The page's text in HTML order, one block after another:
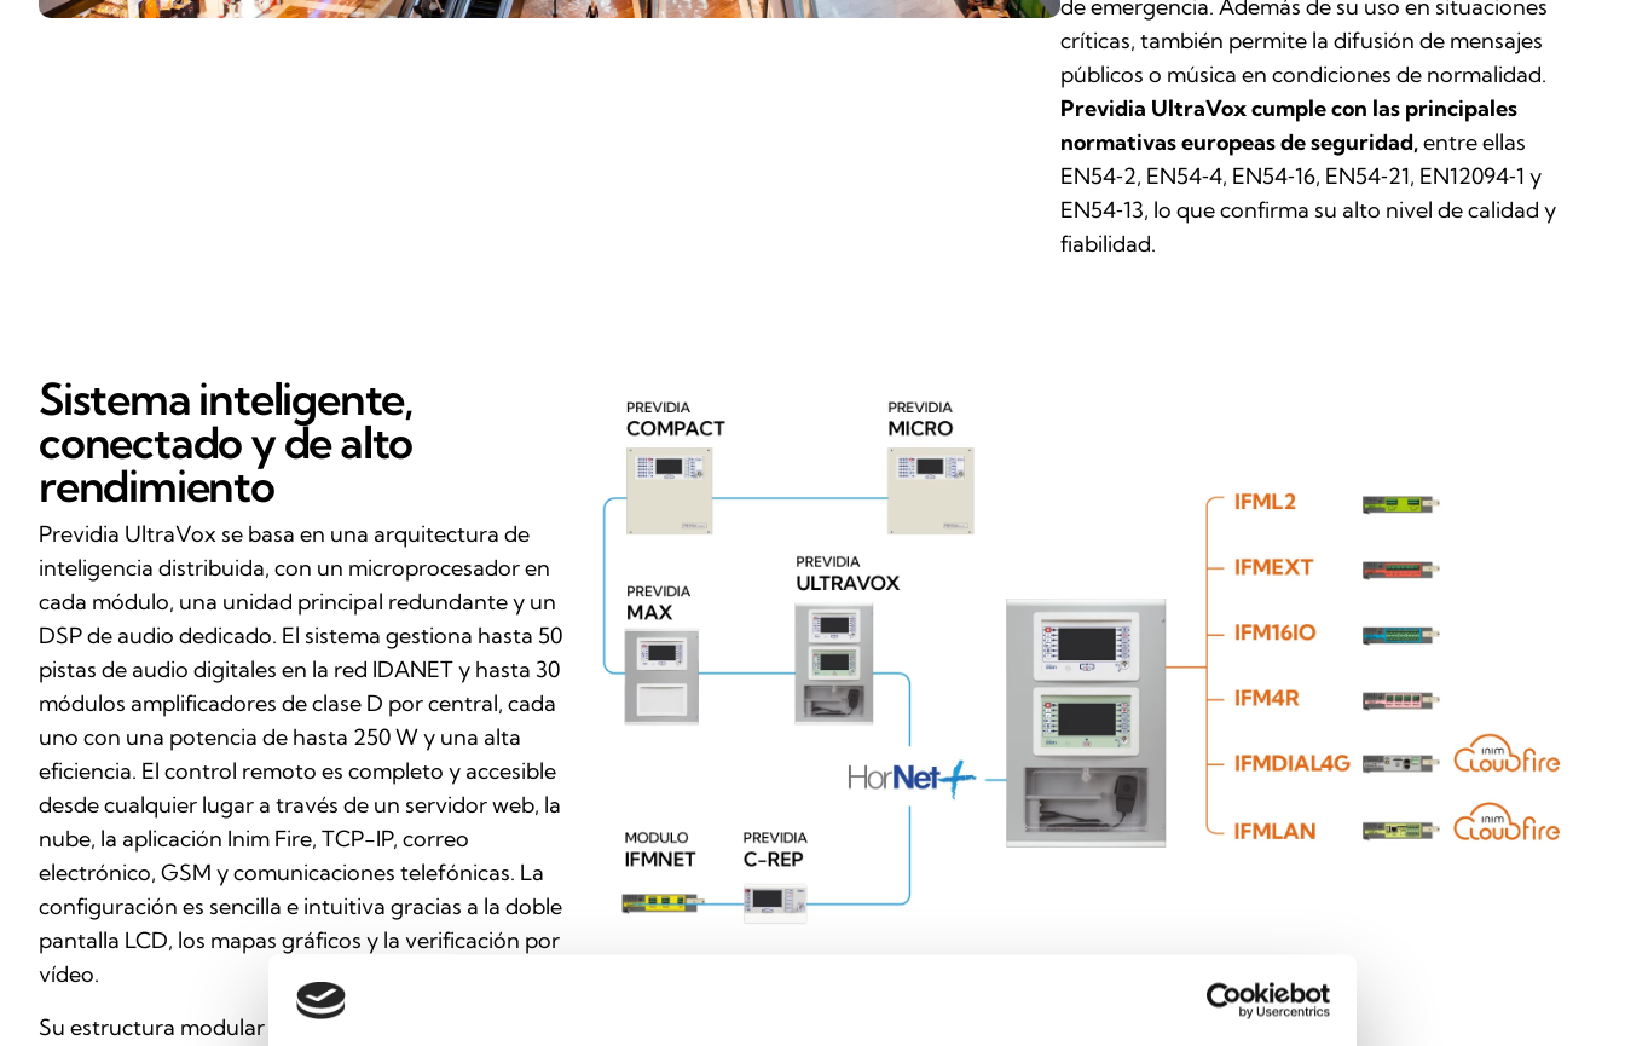
de emergencia. Además de su uso en situaciones
críticas, también permite la difusión de mensajes
públicos o música en condiciones de normalidad.
Previdia UltraVox cumple con las principales
normativas europeas de seguridad,entre ellas
EN54‑2, EN54‑4, EN54‑16, EN54‑21, EN12094‑1 y
EN54‑13, lo que confirma su alto nivel de calidad y
fiabilidad.
Sistema inteligente,
conectado y de alto
rendimiento
Previdia UltraVox se basa en una arquitectura de
inteligencia distribuida, con un microprocesador en
cada módulo, una unidad principal redundante y un
DSP de audio dedicado. El sistema gestiona hasta 50
pistas de audio digitales en la red IDANET y hasta 30
módulos amplificadores de clase D por central, cada
uno con una potencia de hasta 250 W y una alta
eficiencia. El control remoto es completo y accesible
desde cualquier lugar a través de un servidor web, la
nube, la aplicación Inim Fire, TCP-IP, correo
electrónico, GSM y comunicaciones telefónicas. La
configuración es sencilla e intuitiva gracias a la doble
pantalla LCD, los mapas gráficos y la verificación por
vídeo.
Su estructura modular permite integrar hasta 32